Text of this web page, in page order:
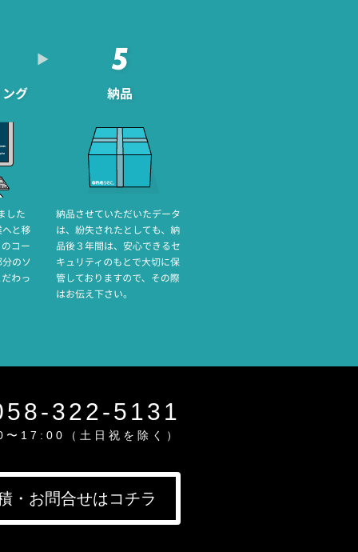
322-5131
17:00（土日祝を除く）
・お問合せはコチラ